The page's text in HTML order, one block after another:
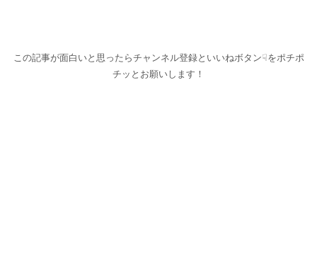
この記事が面白いと思ったらチャンネル登録といいねボタン☟をポチポ
チッとお願いします！